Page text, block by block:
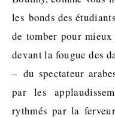
les bonds des
de tomber pour
devant la fougue des
– du spectateur
par les
rythmés par la